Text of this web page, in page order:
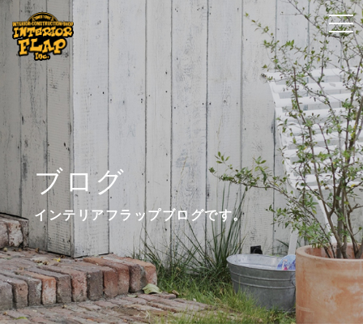
ブログ
インテリアフラップブログです。
t
o
g
g
l
e
n
a
v
i
g
a
t
t
o
g
g
l
e
n
a
v
i
g
a
t